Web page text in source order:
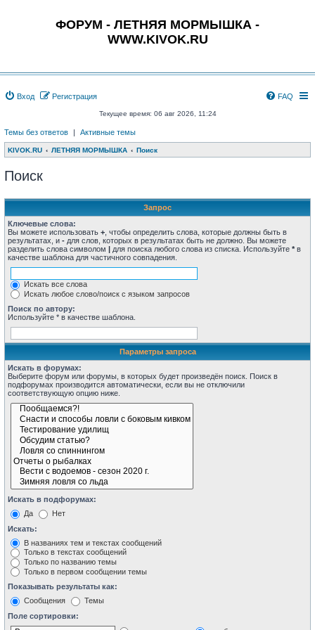
ФОРУМ - ЛЕТНЯЯ МОРМЫШКА -
WWW.KIVOK.RU
Вход Регистрация FAQ
Текущее время: 06 авг 2026, 11:24
Темы без ответов | Активные темы
KIVOK.RU ЛЕТНЯЯ МОРМЫШКА Поиск
Поиск
Запрос
Ключевые слова:
Вы можете использовать + , чтобы определить слова, которые должны быть в
результатах, и - для слов, которых в результатах быть не должно. Вы можете
разделить слова символом | для поиска любого слова из списка. Используйте * в
качестве шаблона для частичного совпадения.
Искать все слова
Искать любое слово/поиск с языком запросов
Поиск по автору:
Используйте * в качестве шаблона.
Параметры запроса
Искать в форумах:
Выберите форум или форумы, в которых будет произведён поиск. Поиск в
подфорумах производится автоматически, если вы не отключили
соответствующую опцию ниже.
Искать в подфорумах:
Да
Нет
Искать:
В названиях тем и текстах сообщений
Только в текстах сообщений
Только по названию темы
Только в первом сообщении темы
Показывать результаты как:
Сообщения
Темы
Поле сортировки: